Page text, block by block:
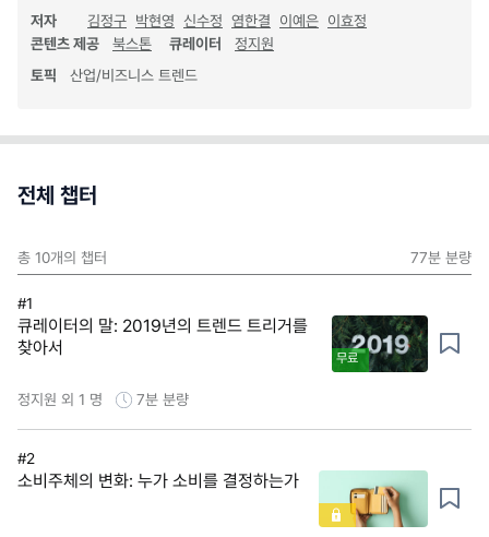
저자 김정구 박현영 신수정 염한결 이예은 이효정
콘텐츠 제공
북스톤 큐레이터
정지원
토픽
산업/비즈니스 트렌드
전체 챕터
총 10개의 챕터 77분 분량
#1
큐레이터의 말: 2019년의 트렌드 트리거를
찾아서
무료
정지원 외 1 명 7분 분량
#2
소비주체의 변화: 누가 소비를 결정하는가